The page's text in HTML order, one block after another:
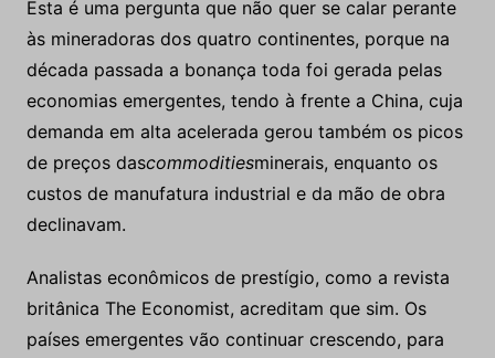
Esta é uma pergunta que não quer se calar perante
às mineradoras dos quatro continentes, porque na
década passada a bonança toda foi gerada pelas
economias emergentes, tendo à frente a China, cuja
demanda em alta acelerada gerou também os picos
de preços dascommoditiesminerais, enquanto os
custos de manufatura industrial e da mão de obra
declinavam.
Analistas econômicos de prestígio, como a revista
britânica The Economist, acreditam que sim. Os
países emergentes vão continuar crescendo, para